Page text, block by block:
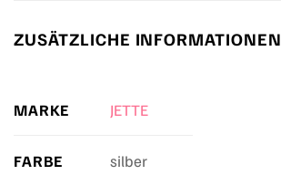
ZUSÄTZLICHE INFORMATIONEN
MARKE JETTE
FARBE silber